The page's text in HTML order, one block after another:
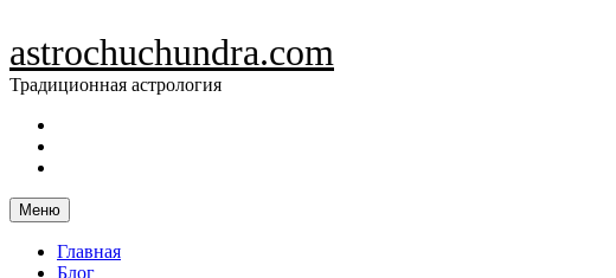
content
astrochuchundra.com
Традиционная астрология
Меню
Главная
Блог